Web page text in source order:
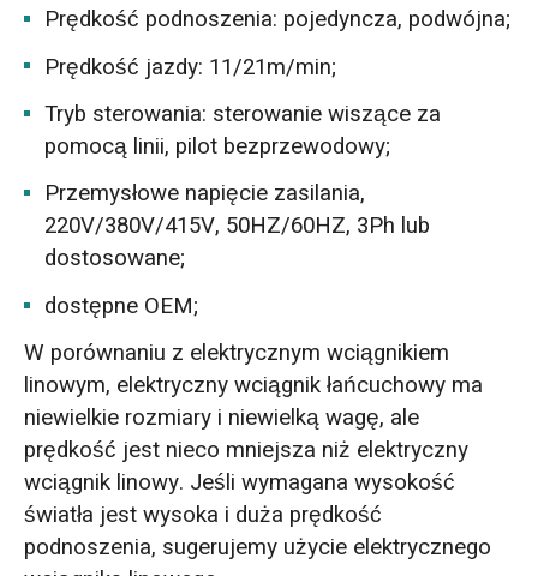
Prędkość podnoszenia: pojedyncza, podwójna;
Prędkość jazdy: 11/21m/min;
Tryb sterowania: sterowanie wiszące za
pomocą linii, pilot bezprzewodowy;
Przemysłowe napięcie zasilania,
220V/380V/415V, 50HZ/60HZ, 3Ph lub
dostosowane;
dostępne OEM;
W porównaniu z elektrycznym wciągnikiem
linowym, elektryczny wciągnik łańcuchowy ma
niewielkie rozmiary i niewielką wagę, ale
prędkość jest nieco mniejsza niż elektryczny
wciągnik linowy. Jeśli wymagana wysokość
światła jest wysoka i duża prędkość
podnoszenia, sugerujemy użycie elektrycznego